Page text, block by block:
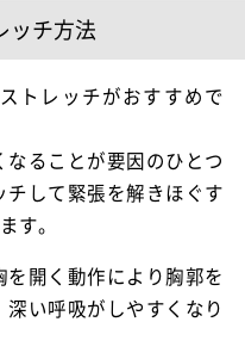
ッチ方法
トレッチがおすすめで
ることが要因のひとつ
して緊張を解きほぐす
す。
開く動作により胸郭を
い呼吸がしやすくなり